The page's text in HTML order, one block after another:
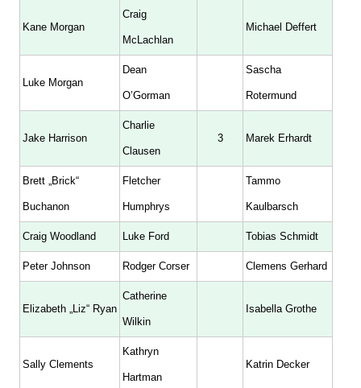
Kane Morgan
Craig
McLachlan
Michael Deffert
Luke Morgan
Dean
O’Gorman
Sascha
Rotermund
Jake Harrison
Charlie
Clausen
3 Marek Erhardt
Brett „Brick“
Buchanon
Fletcher
Humphrys
Tammo
Kaulbarsch
Craig Woodland Luke Ford Tobias Schmidt
Peter Johnson Rodger Corser Clemens Gerhard
Elizabeth „Liz“ Ryan
Catherine
Wilkin
Isabella Grothe
Sally Clements
Kathryn
Hartman
Katrin Decker